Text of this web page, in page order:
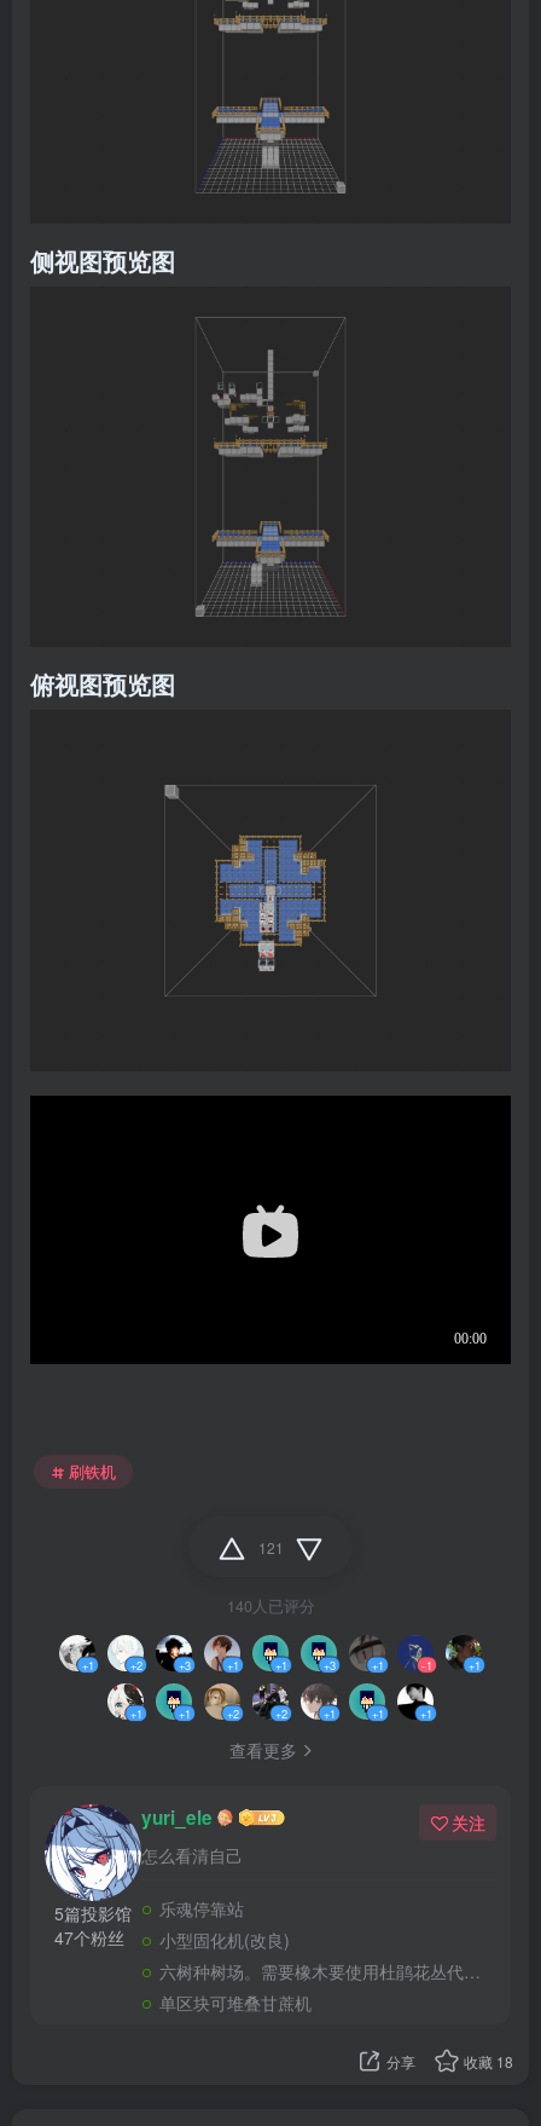
侧视图预览图
俯视图预览图
刷铁机
121
140人已评分
+1 +2 +3 +1 +1 +3 +1 -1 +1
+1 +1 +2 +2 +1 +1 +1
查看更多
5篇投影馆
47个粉丝
yuri_ele
怎么看清自己
关注
乐魂停靠站
小型固化机(改良)
六树种树场。需要橡木要使用杜鹃花丛代替，不要种植橡树(不需要加限高方块)
单区块可堆叠甘蔗机
分享 收藏 18